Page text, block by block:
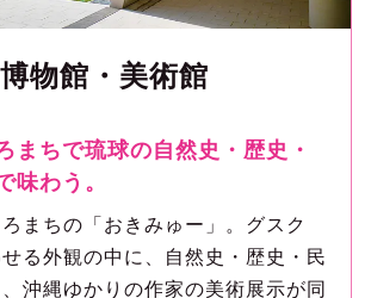
物館・美術館
まちで琉球の自然史・歴史・
味わう。
まちの「おきみゅー」。グスク
せる外観の中に、自然史・歴史・民
沖縄ゆかりの作家の美術展示が同